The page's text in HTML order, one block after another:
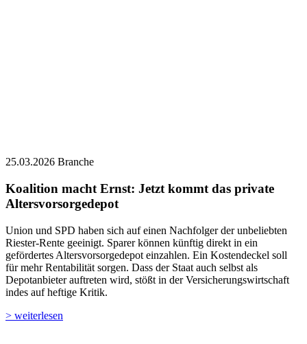
25.03.2026 Branche
Koalition macht Ernst: Jetzt kommt das private
Altersvorsorgedepot
Union und SPD haben sich auf einen Nachfolger der unbeliebten
Riester-Rente geeinigt. Sparer können künftig direkt in ein
gefördertes Altersvorsorgedepot einzahlen. Ein Kostendeckel soll
für mehr Rentabilität sorgen. Dass der Staat auch selbst als
Depotanbieter auftreten wird, stößt in der Versicherungswirtschaft
indes auf heftige Kritik.
> weiterlesen